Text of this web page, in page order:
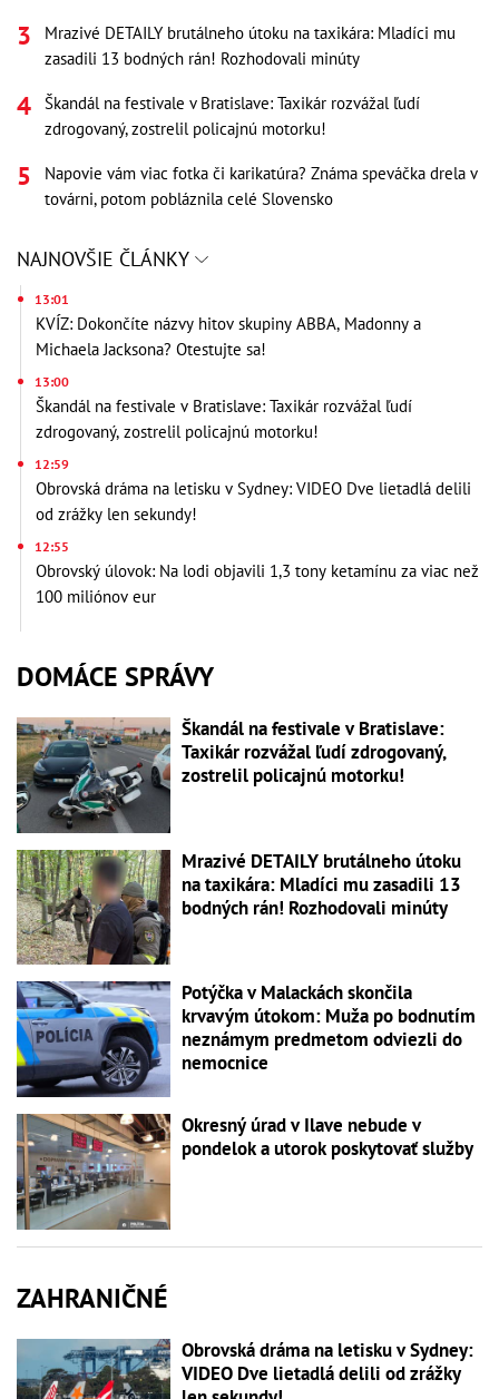
Mrazivé DETAILY brutálneho útoku na taxikára: Mladíci mu
zasadili 13 bodných rán! Rozhodovali minúty
Škandál na festivale v Bratislave: Taxikár rozvážal ľudí
zdrogovaný, zostrelil policajnú motorku!
Napovie vám viac fotka či karikatúra? Známa speváčka drela v
továrni, potom pobláznila celé Slovensko
NAJNOVŠIE ČLÁNKY
13:01
KVÍZ: Dokončíte názvy hitov skupiny ABBA, Madonny a
Michaela Jacksona? Otestujte sa!
13:00
Škandál na festivale v Bratislave: Taxikár rozvážal ľudí
zdrogovaný, zostrelil policajnú motorku!
12:59
Obrovská dráma na letisku v Sydney: VIDEO Dve lietadlá delili
od zrážky len sekundy!
12:55
Obrovský úlovok: Na lodi objavili 1,3 tony ketamínu za viac než
100 miliónov eur
DOMÁCE SPRÁVY
Škandál na festivale v Bratislave:
Taxikár rozvážal ľudí zdrogovaný,
zostrelil policajnú motorku!
Mrazivé DETAILY brutálneho útoku
na taxikára: Mladíci mu zasadili 13
bodných rán! Rozhodovali minúty
Potýčka v Malackách skončila
krvavým útokom: Muža po bodnutím
neznámym predmetom odviezli do
nemocnice
Okresný úrad v Ilave nebude v
pondelok a utorok poskytovať služby
ZAHRANIČNÉ
Obrovská dráma na letisku v Sydney:
VIDEO Dve lietadlá delili od zrážky